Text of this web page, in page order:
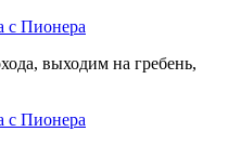
выходим на гребень,